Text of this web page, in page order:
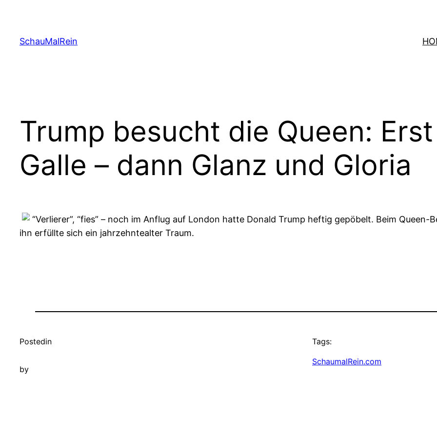
content
SchauMalRein
Trump besucht die Queen:
Galle – dann Glanz und Gloria
“Verlierer”, “fies” – noch im Anflug auf London hatte Donald Trump heftig gepöbelt. Beim
ihn erfüllte sich ein jahrzehntealter Traum.
Postedin
by
Tags:
SchaumalRein.com